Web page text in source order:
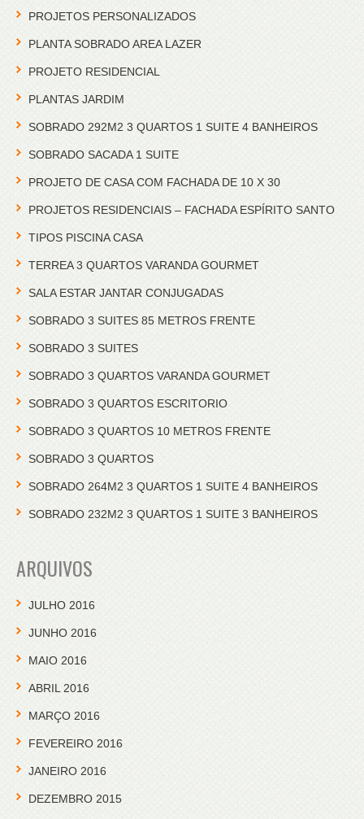
PROJETOS PERSONALIZADOS
PLANTA SOBRADO AREA LAZER
PROJETO RESIDENCIAL
PLANTAS JARDIM
SOBRADO 292M2 3 QUARTOS 1 SUITE 4 BANHEIROS
SOBRADO SACADA 1 SUITE
PROJETO DE CASA COM FACHADA DE 10 X 30
PROJETOS RESIDENCIAIS – FACHADA ESPÍRITO SANTO
TIPOS PISCINA CASA
TERREA 3 QUARTOS VARANDA GOURMET
SALA ESTAR JANTAR CONJUGADAS
SOBRADO 3 SUITES 85 METROS FRENTE
SOBRADO 3 SUITES
SOBRADO 3 QUARTOS VARANDA GOURMET
SOBRADO 3 QUARTOS ESCRITORIO
SOBRADO 3 QUARTOS 10 METROS FRENTE
SOBRADO 3 QUARTOS
SOBRADO 264M2 3 QUARTOS 1 SUITE 4 BANHEIROS
SOBRADO 232M2 3 QUARTOS 1 SUITE 3 BANHEIROS
ARQUIVOS
JULHO 2016
JUNHO 2016
MAIO 2016
ABRIL 2016
MARÇO 2016
FEVEREIRO 2016
JANEIRO 2016
DEZEMBRO 2015